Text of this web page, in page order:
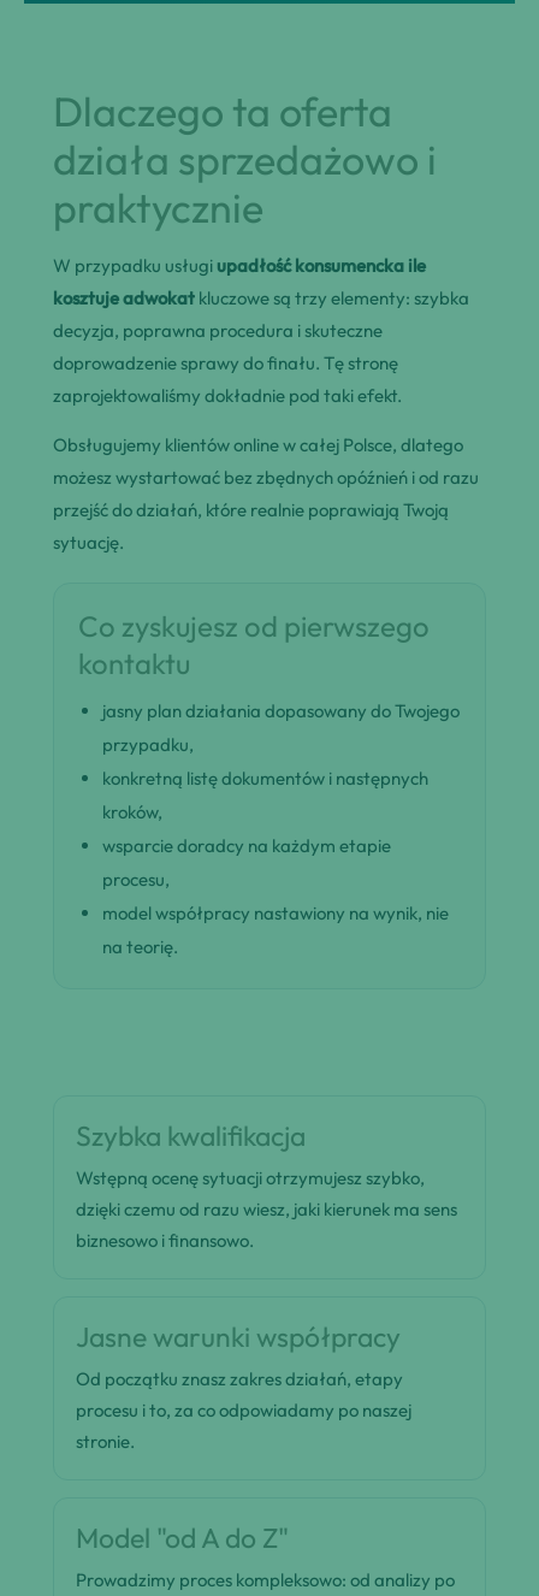
Dlaczego ta oferta
działa sprzedażowo i
praktycznie
W przypadku usługi upadłość konsumencka ile
kosztuje adwokat kluczowe są trzy elementy: szybka
decyzja, poprawna procedura i skuteczne
doprowadzenie sprawy do finału. Tę stronę
zaprojektowaliśmy dokładnie pod taki efekt.
Obsługujemy klientów online w całej Polsce, dlatego
możesz wystartować bez zbędnych opóźnień i od razu
przejść do działań, które realnie poprawiają Twoją
sytuację.
Co zyskujesz od pierwszego
kontaktu
jasny plan działania dopasowany do Twojego
przypadku,
konkretną listę dokumentów i następnych
kroków,
wsparcie doradcy na każdym etapie
procesu,
model współpracy nastawiony na wynik, nie
na teorię.
Szybka kwalifikacja
Wstępną ocenę sytuacji otrzymujesz szybko,
dzięki czemu od razu wiesz, jaki kierunek ma sens
biznesowo i finansowo.
Jasne warunki współpracy
Od początku znasz zakres działań, etapy
procesu i to, za co odpowiadamy po naszej
stronie.
Model "od A do Z"
Prowadzimy proces kompleksowo: od analizy po